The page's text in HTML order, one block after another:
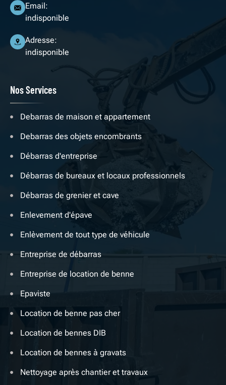
Email:
indisponible
Adresse:
indisponible
Nos Services
Debarras de maison et appartement
Debarras des objets encombrants
Débarras d'entreprise
Débarras de bureaux et locaux professionnels
Débarras de grenier et cave
Enlevement d'épave
Enlèvement de tout type de véhicule
Entreprise de débarras
Entreprise de location de benne
Epaviste
Location de benne pas cher
Location de bennes DIB
Location de bennes à gravats
Nettoyage après chantier et travaux